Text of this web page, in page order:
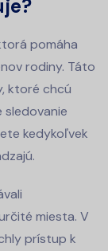
pomáha
rodiny. Táto
ktoré chcú
sledovanie
kedykoľvek
miesta. V
prístup k